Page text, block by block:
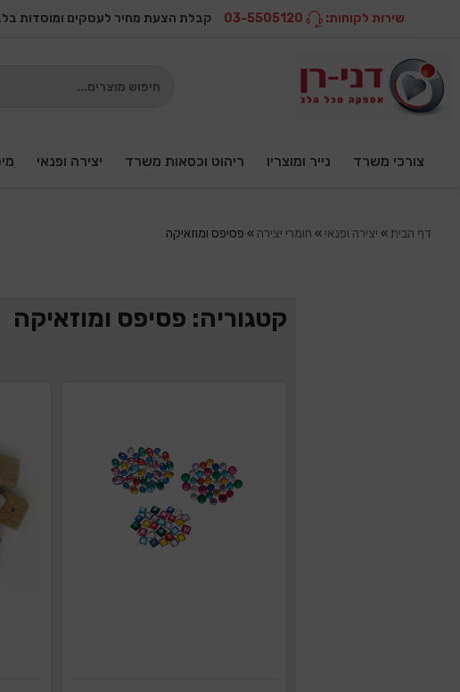
שירות לקוחות: קבלת הצעת מחיר לעסקים ומוסדות
צורכי משרד נייר ומוצריו ריהוט וכסאות משרד יצירה ופנאי
דף הבית» יצירה ופנאי » חומרי יצירה » פסיפס ומוזאיקה
קטגוריה: פסיפס ומוזאיקה